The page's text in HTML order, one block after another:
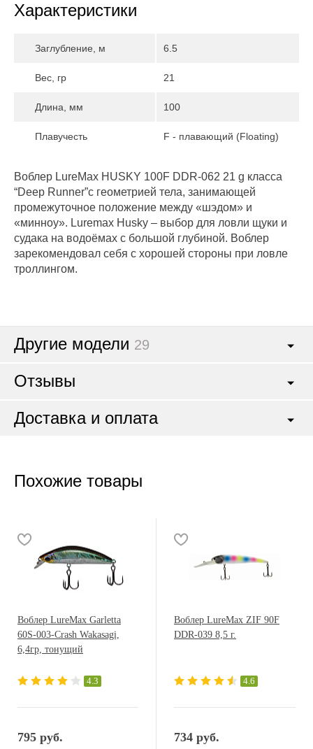
Характеристики
Заглубление, м 6.5
Вес, гр 21
Длина, мм 100
Плавучесть F - плавающий (Floating)
Воблер LureMax HUSKY 100F DDR-062 21 g класса
“Deep Runner”с геометрией тела, занимающей
промежуточное положение между «шэдом» и
«минноу». Luremax Husky – выбор для ловли щуки и
судака на водоёмах с большой глубиной. Воблер
зарекомендовал себя с хорошей стороны при ловле
троллингом.
Другие модели 29
Отзывы
Доставка и оплата
Похожие товары
Воблер LureMax Garletta
60S-003-Crash Wakasagi,
6,4гр, тонущий
4.3
795 руб.
Воблер LureMax ZIF 90F
DDR-039 8,5 г.
4.6
734 руб.